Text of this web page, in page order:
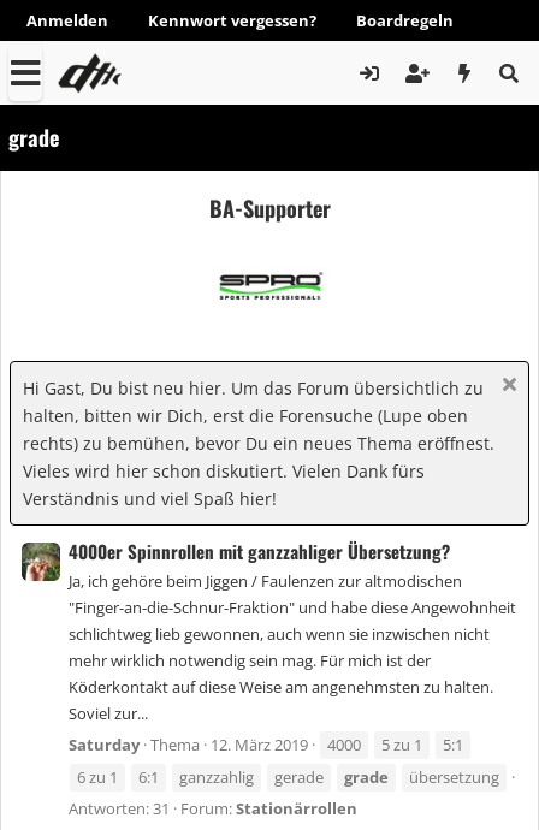
Anmelden Kennwort vergessen? Boardregeln
grade
BA-Supporter
Hi Gast, Du bist neu hier. Um das Forum übersichtlich zu
halten, bitten wir Dich, erst die Forensuche (Lupe oben
rechts) zu bemühen, bevor Du ein neues Thema eröffnest.
Vieles wird hier schon diskutiert. Vielen Dank fürs
Verständnis und viel Spaß hier!
4000er Spinnrollen mit ganzzahliger Übersetzung?
Ja, ich gehöre beim Jiggen / Faulenzen zur altmodischen
"Finger-an-die-Schnur-Fraktion" und habe diese Angewohnheit
schlichtweg lieb gewonnen, auch wenn sie inzwischen nicht
mehr wirklich notwendig sein mag. Für mich ist der
Köderkontakt auf diese Weise am angenehmsten zu halten.
Soviel zur...
Saturday Thema 12. März 2019 4000 5 zu 1
5:1
6 zu 1
6:1 ganzzahlig gerade grade
übersetzung
Antworten: 31
Forum:Stationärrollen